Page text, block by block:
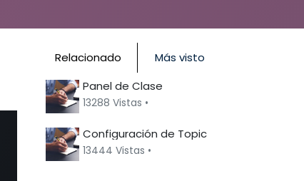
Relacionado
Más visto
Panel de Clase
13288 Vistas •
Configuración de Topic
13444 Vistas •